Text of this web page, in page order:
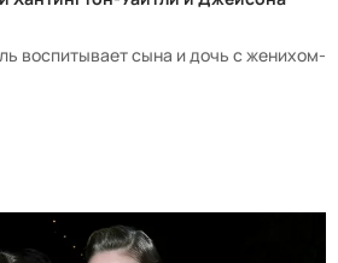
воспитывает сына и дочь с женихом-